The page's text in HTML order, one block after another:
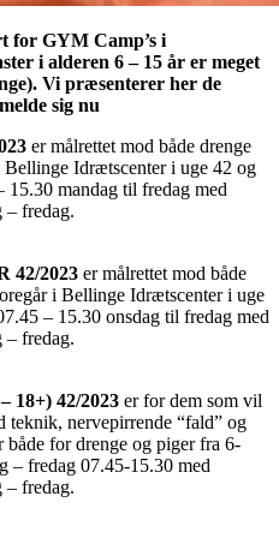
for GYM Camp’s i
i alderen 6 – 15 år er meget
Vi præsenterer her de
sig nu
er målrettet mod både drenge
Bellinge Idrætscenter i uge 42 og
15.30 mandag til fredag med
– fredag.
42/2023 er målrettet mod både
i Bellinge Idrætscenter i uge
– 15.30 onsdag til fredag med
– fredag.
18+) 42/2023 er for dem som vil
teknik, nervepirrende “fald” og
for drenge og piger fra 6-
– fredag 07.45-15.30 med
– fredag.